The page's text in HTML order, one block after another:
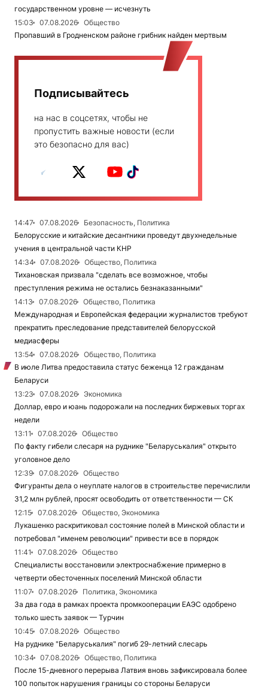
государственном уровне — исчезнуть
15:03
07.08.2026
Общество
Пропавший в Гродненском районе грибник найден мертвым
Подписывайтесь
на нас в соцсетях, чтобы не
пропустить важные новости (если
это безопасно для вас)
14:47 07.08.2026
Безопасность, Политика
Белорусские и китайские десантники проведут двухнедельные
учения в центральной части КНР
14:34
07.08.2026
Общество, Политика
Тихановская призвала "сделать все возможное, чтобы
преступления режима не остались безнаказанными"
14:13
07.08.2026
Общество, Политика
Международная и Европейская федерации журналистов требуют
прекратить преследование представителей белорусской
медиасферы
13:54
07.08.2026
Общество, Политика
В июле Литва предоставила статус беженца 12 гражданам
Беларуси
13:23
07.08.2026
Экономика
Доллар, евро и юань подорожали на последних биржевых торгах
недели
13:11
07.08.2026
Общество
По факту гибели слесаря на руднике "Беларуськалия" открыто
уголовное дело
12:39
07.08.2026
Общество
Фигуранты дела о неуплате налогов в строительстве перечислили
31,2 млн рублей, просят освободить от ответственности — СК
12:15
07.08.2026
Общество, Экономика
Лукашенко раскритиковал состояние полей в Минской области и
потребовал "именем революции" привести все в порядок
11:41
07.08.2026
Общество
Специалисты восстановили электроснабжение примерно в
четверти обесточенных поселений Минской области
11:07
07.08.2026
Политика, Экономика
За два года в рамках проекта промкооперации ЕАЭС одобрено
только шесть заявок — Турчин
10:45
07.08.2026
Общество
На руднике "Беларуськалия" погиб 29-летний слесарь
10:34
07.08.2026
Общество, Политика
После 15-дневного перерыва Латвия вновь зафиксировала более
100 попыток нарушения границы со стороны Беларуси